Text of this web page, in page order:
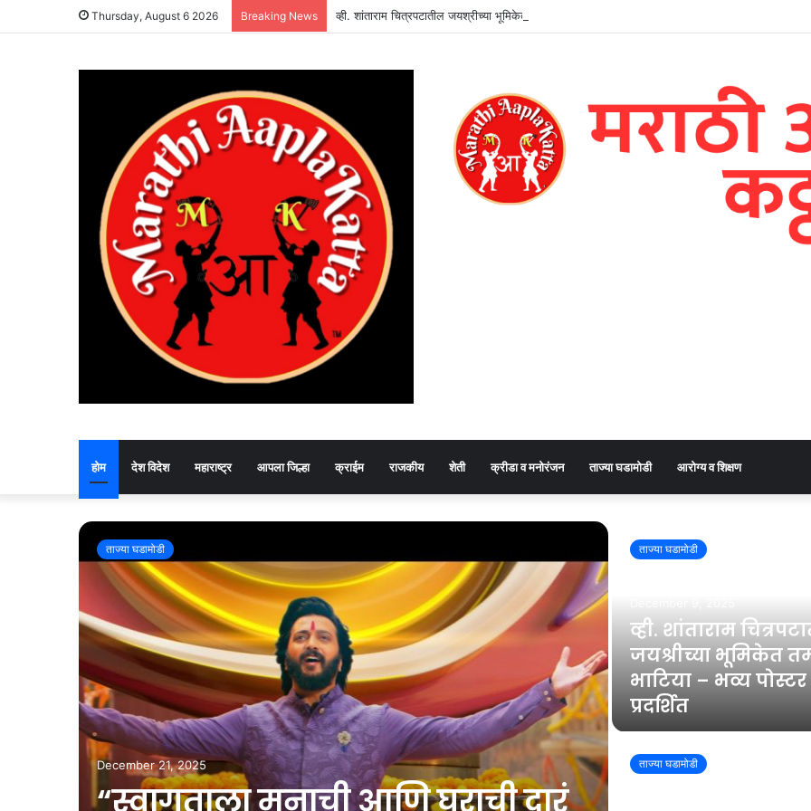
Thursday, August 6 2026 Breaking News व्ही. शांताराम चित्रपटातील जयश्रीच्या भूमिकेत तमन्ना भाटिया – भव्य पोस्टर प्रदर्शित
होम देश विदेश महाराष्ट्र आपला जिल्हा क्राईम राजकीय शेती क्रीडा व मनोरंजन ताज्या घडामोडी आरोग्य व शिक्षण
ताज्या घडामोडी
December 21, 2025
“स्वागताला मनाची आणि घराची दारं
ताज्या घडामोडी
व्ही. शांताराम
जयश्रीच्या भूमिकेत
भाटिया – भव्य पोस्टर
प्रदर्शित
ताज्या घडामोडी